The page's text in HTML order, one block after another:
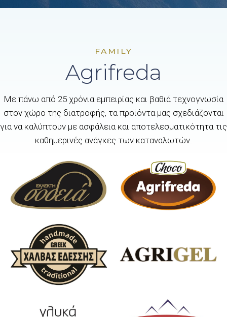
FAMILY
Agrifreda
Με πάνω από 25 χρόνια εμπειρίας και βαθιά τεχνογνωσία
στον χώρο της διατροφής, τα προϊόντα μας σχεδιάζονται
για να καλύπτουν με ασφάλεια και αποτελεσματικότητα τις
καθημερινές ανάγκες των καταναλωτών.